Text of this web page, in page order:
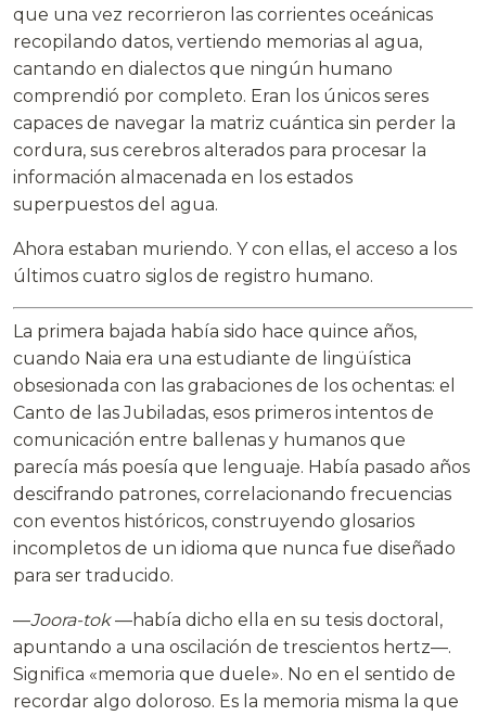
que una vez recorrieron las corrientes oceánicas
recopilando datos, vertiendo memorias al agua,
cantando en dialectos que ningún humano
comprendió por completo. Eran los únicos seres
capaces de navegar la matriz cuántica sin perder la
cordura, sus cerebros alterados para procesar la
información almacenada en los estados
superpuestos del agua.
Ahora estaban muriendo. Y con ellas, el acceso a los
últimos cuatro siglos de registro humano.
La primera bajada había sido hace quince años,
cuando Naia era una estudiante de lingüística
obsesionada con las grabaciones de los ochentas: el
Canto de las Jubiladas, esos primeros intentos de
comunicación entre ballenas y humanos que
parecía más poesía que lenguaje. Había pasado años
descifrando patrones, correlacionando frecuencias
con eventos históricos, construyendo glosarios
incompletos de un idioma que nunca fue diseñado
para ser traducido.
—Joora-tok—había dicho ella en su tesis doctoral,
apuntando a una oscilación de trescientos hertz—.
Significa «memoria que duele». No en el sentido de
recordar algo doloroso. Es la memoria misma la que